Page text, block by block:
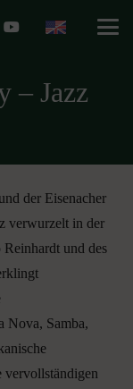
– Jazz
der Eisenacher
verwurzelt in der
und des
Nova, Samba,
vervollständigen